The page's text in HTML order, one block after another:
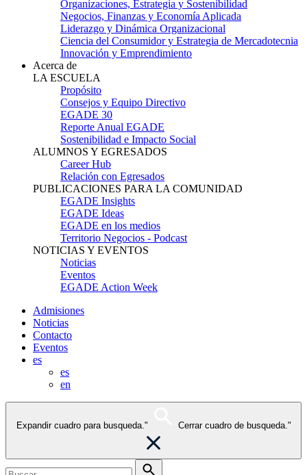
Organizaciones, Estrategia y Sostenibilidad
Negocios, Finanzas y Economía Aplicada
Liderazgo y Dinámica Organizacional
Ciencia del Consumidor y Estrategia de Mercadotecnia
Innovación y Emprendimiento
Acerca de
LA ESCUELA
Propósito
Consejos y Equipo Directivo
EGADE 30
Reporte Anual EGADE
Sostenibilidad e Impacto Social
ALUMNOS Y EGRESADOS
Career Hub
Relación con Egresados
PUBLICACIONES PARA LA COMUNIDAD
EGADE Insights
EGADE Ideas
EGADE en los medios
Territorio Negocios - Podcast
NOTICIAS Y EVENTOS
Noticias
Eventos
EGADE Action Week
Admisiones
Noticias
Contacto
Eventos
es
es
en
Expandir cuadro para busqueda." Cerrar cuadro de busqueda."